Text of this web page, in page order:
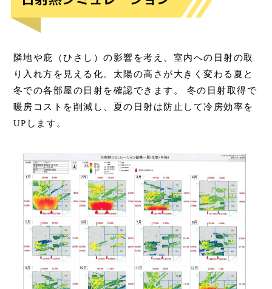
隣地や庇（ひさし）の影響を考え、室内への日射の取
り入れ方を見える化。太陽の高さが大きく変わる夏と
冬での各部屋の日射を確認できます。 冬の日射取得で
暖房コストを削減し、夏の日射は防止して冷房効率を
UPします。